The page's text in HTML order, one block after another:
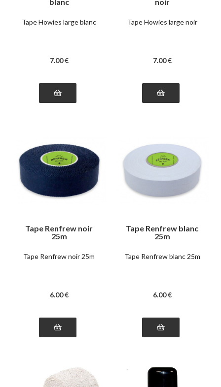
Tape Howies large blanc
7.00 €
Tape Howies large noir
7.00 €
Tape Renfrew noir
25m
Tape Renfrew noir 25m
6.00 €
Tape Renfrew blanc
25m
Tape Renfrew blanc 25m
6.00 €